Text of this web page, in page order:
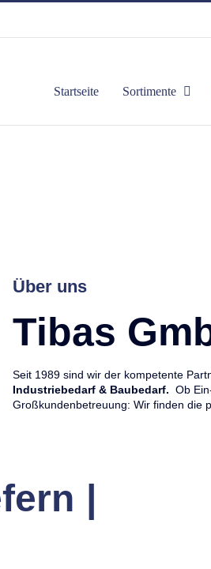
Startseite Sortimente
Über uns
Tibas
Seit 1989 sind wir der kompetente
Industriebedarf & Baubedarf. Ob
Großkundenbetreuung: Wir finden die
|